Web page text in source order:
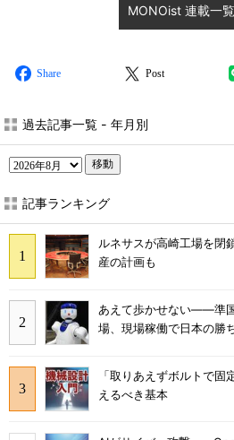
MONOist 連載一
Share Post
過去記事一覧 - 年月別
移動
記事ランキング
ルネサスが高崎工場を閉
産の計画も
あえて歩かせない――準
場、現場稼働で日本の勝
「取りあえずボルトで
えるべき基本